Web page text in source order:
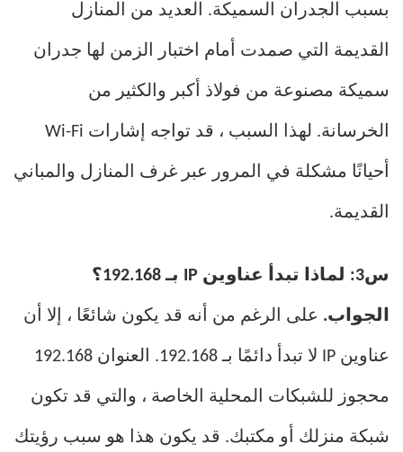
بسبب الجدران السميكة. العديد من المنازل
القديمة التي صمدت أمام اختبار الزمن لها جدران
سميكة مصنوعة من فولاذ أكبر والكثير من
الخرسانة. لهذا السبب ، قد تواجه إشارات Wi-Fi
أحيانًا مشكلة في المرور عبر غرف المنازل والمباني
القديمة.
س3: لماذا تبدأ عناوين IP بـ 192.168؟
الجواب. على الرغم من أنه قد يكون شائعًا ، إلا أن
عناوين IP لا تبدأ دائمًا بـ 192.168. العنوان 192.168
محجوز للشبكات المحلية الخاصة ، والتي قد تكون
شبكة منزلك أو مكتبك. قد يكون هذا هو سبب رؤيتك